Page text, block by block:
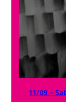
11/09 –